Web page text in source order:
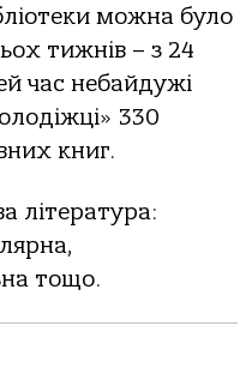
можна було
тижнів – з 24
час небайдужі
330
книг.
література:
тощо.